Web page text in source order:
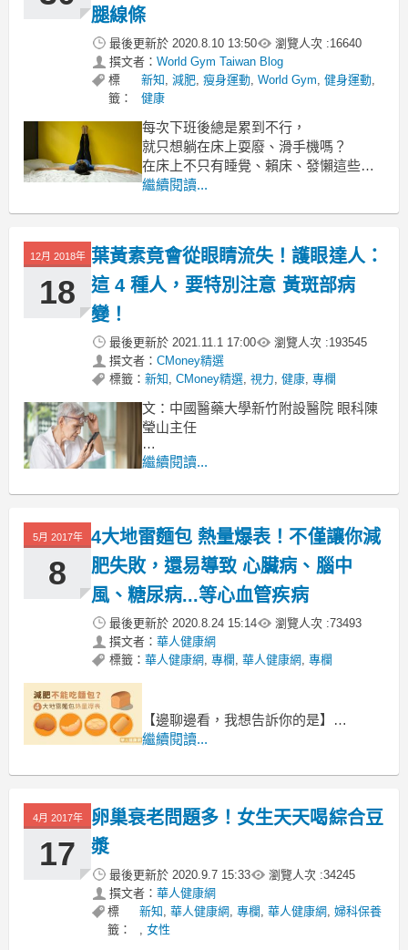
誰會是罹患卵巢癌的危
腿線條
最後更新於 2020.8.10 13:50 瀏覽人次 :16640
撰文者： World Gym Taiwan Blog
標
籤：
新知 , 減肥, 瘦身運動, World Gym, 健身運動,
健康
每次下班後總是累到不行，
就只想躺在床上耍廢、滑手機嗎？
在床上不只有睡覺、賴床、發懶這些選
項，
操，
雙腳抬高貼於牆面，就可以邊滑手機邊
運動，
繼續閱讀...
12月 2018年
18
葉黃素竟會從眼睛流失！護眼達人：
這 4 種人，要特別注意 黃斑部病
變！
最後更新於 2021.11.1 17:00 瀏覽人次 :193545
撰文者： CMoney精選
標籤： 新知 , CMoney精選, 視力, 健康, 專欄
文：中國醫藥大學新竹附設醫院 眼科陳
瑩山主任
李小姐 36 歲，從小近視就深，大學畢業
兩眼已有 1000 度，雖然覺得眼睛不好，
可是好景不常，一年前懷孕後，
繼續閱讀...
5月 2017年
8
4大地雷麵包 熱量爆表！不僅讓你減
肥失敗，還易導致 心臟病、腦中
風、糖尿病...等心血管疾病
最後更新於 2020.8.24 15:14 瀏覽人次 :73493
撰文者： 華人健康網
標籤： 華人健康網, 專欄 , 華人健康網, 專欄
【邊聊邊看，我想告訴你的是】
已經很多人知道，
越精緻的通常對人體負擔越大，
繼續閱讀...
4月 2017年
17
卵巢衰老問題多！女生天天喝綜合豆
漿
最後更新於 2020.9.7 15:33 瀏覽人次 :34245
撰文者： 華人健康網
標
籤：
新知 , 華人健康網, 專欄 , 華人健康網, 婦科保養
, 女性